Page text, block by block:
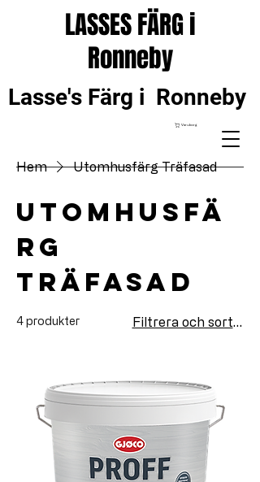
Varukorg
LASSES FÄRG i
Ronneby
Lasse's Färg i Ronneby
Hem Utomhusfärg Träfasad
Utomhusfä
rg
Träfasad
4 produkter Filtrera och sortera